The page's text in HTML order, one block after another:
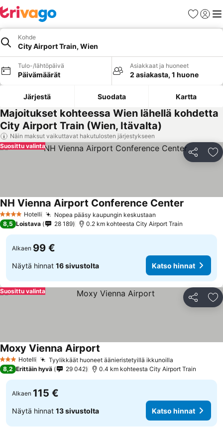
Suosikit
Kohde
City Airport Train, Wien
Tulo-/lähtöpäivä
Päivämäärät
Asiakkaat ja huoneet
2 asiakasta, 1 huone
Järjestä Suodata Kartta
Majoitukset kohteessa Wien lähellä kohdetta
City Airport Train (Wien, Itävalta)
Näin maksut vaikuttavat hakutulosten järjestykseen
Jaa
Suosittu valinta
4 Tähtiluokitus
Hotelli Nopea pääsy kaupungin keskustaan
NH Vienna Airport Conference Center
8,5 Loistava 28 189 0.2 km kohteesta City Airport Train
Alkaen 99 €
Näytä hinnat 16 sivustolta Katso hinnat
Jaa
Suosittu valinta
3 Tähtiluokitus
Hotelli Tyylikkäät huoneet äänieristetyillä ikkunoilla
Moxy Vienna Airport
8,2 Erittäin hyvä 29 042 0.4 km kohteesta City Airport Train
Alkaen 115 €
Näytä hinnat 13 sivustolta Katso hinnat